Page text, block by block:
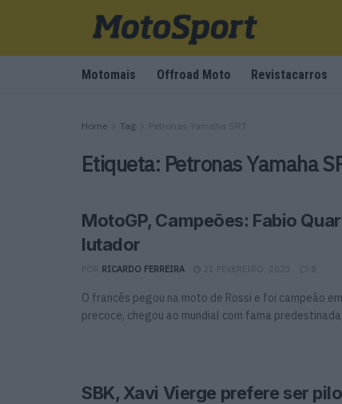
Motomais Offroad Moto Revistacarros
Home Tag Petronas Yamaha SRT
Etiqueta: Petronas Yamaha
MotoGP, Campeões: Fabio
lutador
RICARDO FERREIRA 21 FEVEREIRO, 2023 0
O francês pegou na moto de Rossi e foi campeão
precoce, chegou ao mundial com fama
SBK, Xavi Vierge prefere ser